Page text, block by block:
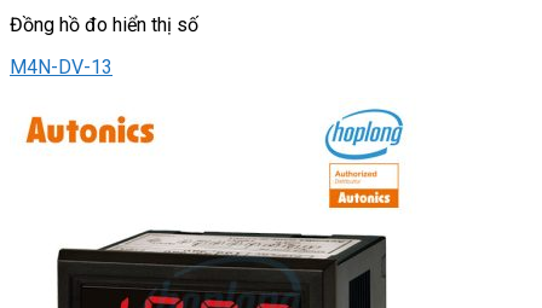
Đồng hồ đo hiển thị số
M4N-DV-13